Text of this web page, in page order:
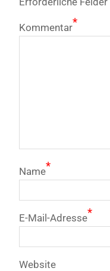
Kommentar*
Name*
E-Mail-Adresse*
Website